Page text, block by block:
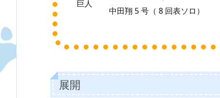
巨人
中田翔 5 号（ 8 回表ソロ）
展開